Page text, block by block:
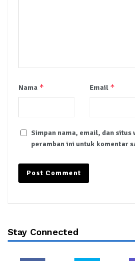
Nama * Email *
Simpan nama, email, dan situs
peramban ini untuk komentar
Stay Connected